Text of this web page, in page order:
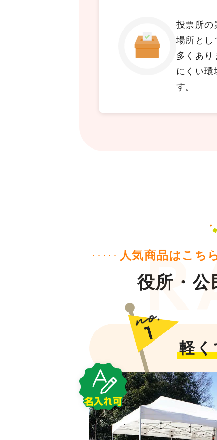
投票所の
場所とし
多くあり
にくい環
す。
人気商品はこち
役所・公
軽く